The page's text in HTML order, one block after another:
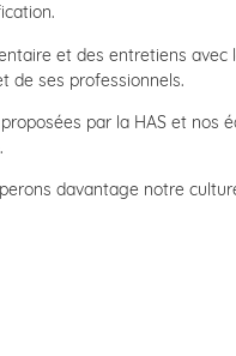
et des entretiens avec
de ses professionnels.
par la HAS et
davantage notre